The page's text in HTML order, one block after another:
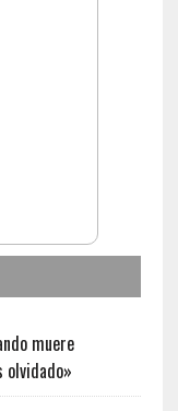
muere
olvidado»